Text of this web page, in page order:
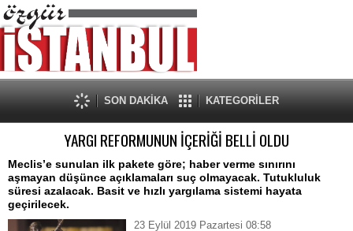
SON DAKİKA KATEGORİLER
YARGI REFORMUNUN İÇERİĞİ BELLİ OLDU
Meclis’e sunulan ilk pakete göre; haber verme sınırını
aşmayan düşünce açıklamaları suç olmayacak. Tutukluluk
süresi azalacak. Basit ve hızlı yargılama sistemi hayata
geçirilecek.
23 Eylül 2019 Pazartesi 08:58